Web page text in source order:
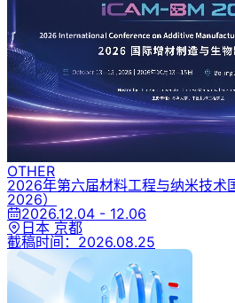
OTHER
2026年第六届材料工程与纳米技术
2026）
2026.12.04 - 12.06
日本 京都
截稿时间： 2026.08.25